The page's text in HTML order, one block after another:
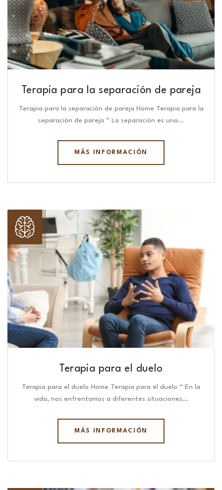
Terapia para la separación de pareja
Terapia para la separación de pareja Home Terapia para la
separación de pareja “ La separación es una…
MÁS INFORMACIÓN
Terapia para el duelo
Terapia para el duelo Home Terapia para el duelo “ En la
vida, nos enfrentamos a diferentes situaciones…
MÁS INFORMACIÓN